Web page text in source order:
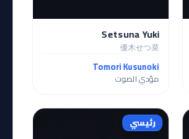
Setsuna Yuki
優木せつ菜
Tomori Kusunoki
مؤدي الصوت
رئيسي